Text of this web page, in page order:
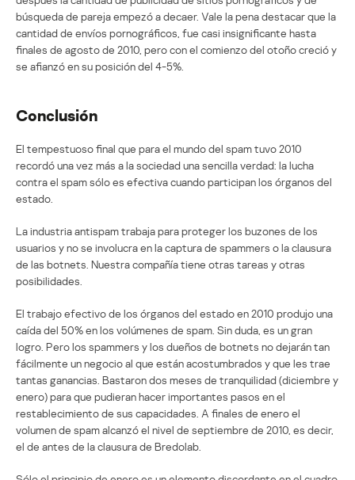
búsqueda de pareja empezó a decaer. Vale la pena destacar que la
cantidad de envíos pornográficos, fue casi insignificante hasta
finales de agosto de 2010, pero con el comienzo del otoño creció y
se afianzó en su posición del 4-5%.
Conclusión
El tempestuoso final que para el mundo del spam tuvo 2010
recordó una vez más a la sociedad una sencilla verdad: la lucha
contra el spam sólo es efectiva cuando participan los órganos del
estado.
La industria antispam trabaja para proteger los buzones de los
usuarios y no se involucra en la captura de spammers o la clausura
de las botnets. Nuestra compañía tiene otras tareas y otras
posibilidades.
El trabajo efectivo de los órganos del estado en 2010 produjo una
caída del 50% en los volúmenes de spam. Sin duda, es un gran
logro. Pero los spammers y los dueños de botnets no dejarán tan
fácilmente un negocio al que están acostumbrados y que les trae
tantas ganancias. Bastaron dos meses de tranquilidad (diciembre y
enero) para que pudieran hacer importantes pasos en el
restablecimiento de sus capacidades. A finales de enero el
volumen de spam alcanzó el nivel de septiembre de 2010, es decir,
el de antes de la clausura de Bredolab.